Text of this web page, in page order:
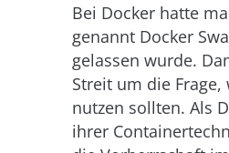
Bei Docker hatte
genannt Docker
gelassen wurde.
Streit um die
nutzen sollten. Als
ihrer